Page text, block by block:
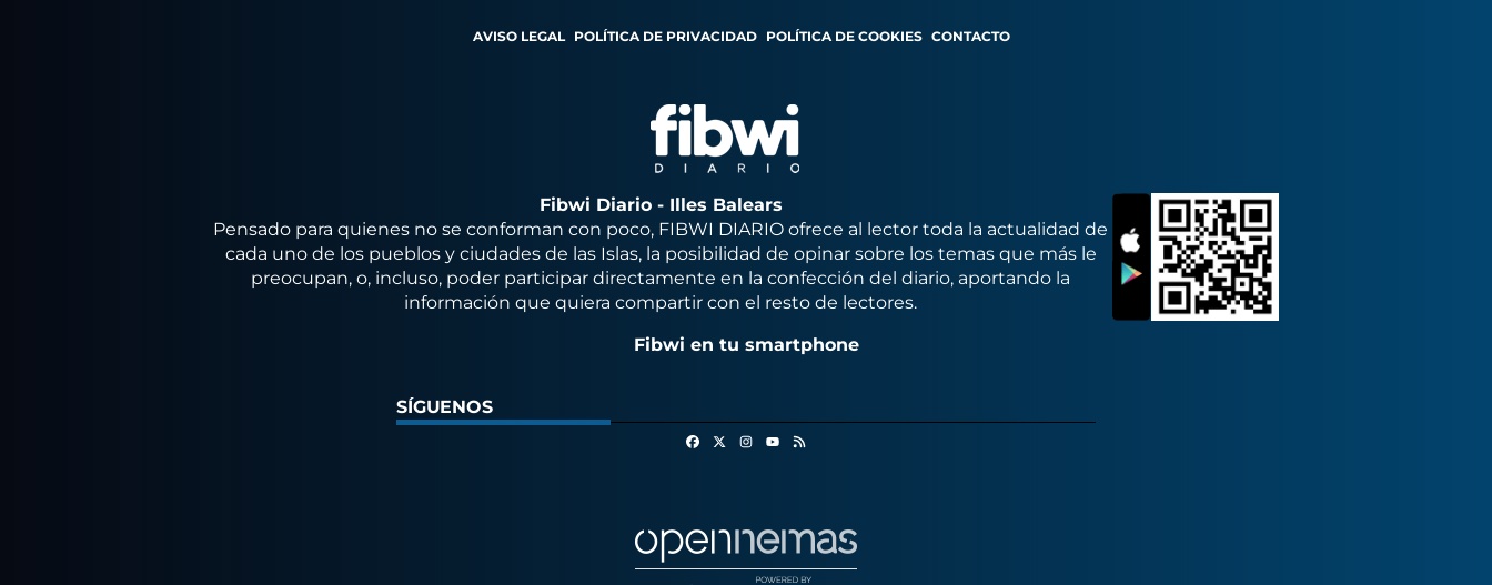
AVISO LEGAL POLÍTICA DE PRIVACIDAD POLÍTICA DE COOKIES CONTACTO
Fibwi Diario - Illes Balears
Pensado para quienes no se conforman con poco, FIBWI DIARIO ofrece al lector toda la actualidad de
cada uno de los pueblos y ciudades de las Islas, la posibilidad de opinar sobre los temas que más le
preocupan, o, incluso, poder participar directamente en la confección del diario, aportando la
información que quiera compartir con el resto de lectores.
Fibwi en tu smartphone
SÍGUENOS
FacebookInstagram